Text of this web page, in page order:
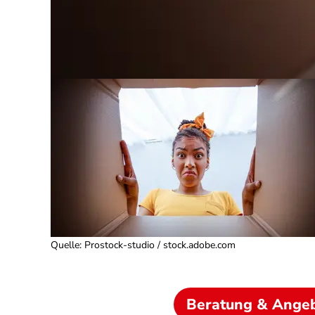
Quelle: Prostock-studio / stock.adobe.com
Beratung &